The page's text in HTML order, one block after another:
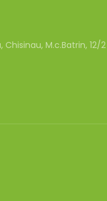
M.c.Batrin, 12/2